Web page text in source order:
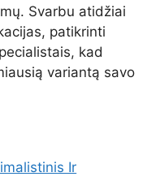
Svarbu atidžiai
patikrinti
kad
variantą savo
Ir